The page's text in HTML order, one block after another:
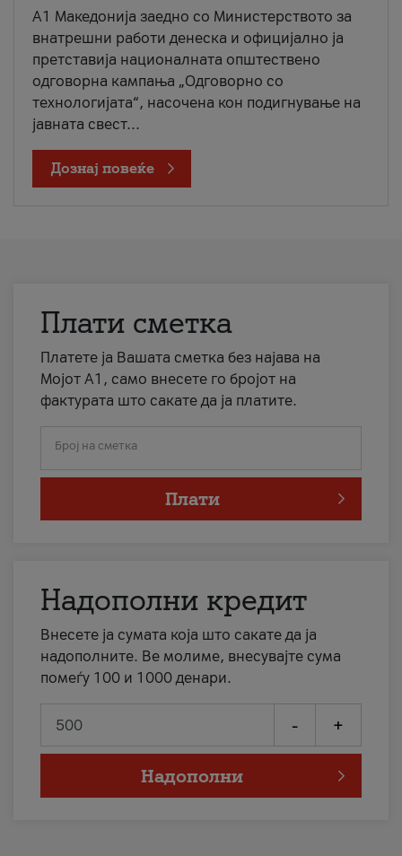
A1 Македонија заедно со Министерството за
внатрешни работи денеска и официјално ја
претставија националната општествено
одговорна кампања „Одговорно со
технологијата“, насочена кон подигнување на
јавната свест...
Дознај повеќе
Плати сметка
Платете ја Вашата сметка без најава на
Мојот А1, само внесете го бројот на
фактурата што сакате да ја платите.
Број на сметка
Плати
Надополни кредит
Внесете ја сумата која што сакате да ја
надополните. Ве молиме, внесувајте сума
помеѓу 100 и 1000 денари.
- +
Надополни